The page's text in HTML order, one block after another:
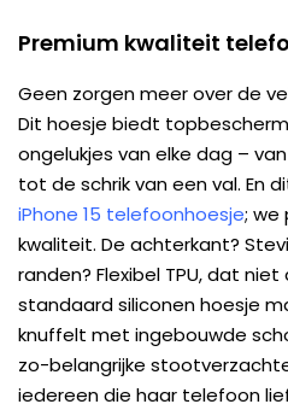
Premium kwaliteit
Geen zorgen meer over de
Dit hoesje biedt
ongelukjes van elke dag –
tot de schrik van een val. En
iPhone 15 telefoonhoesje; we
kwaliteit. De achterkant?
randen? Flexibel TPU, dat
standaard siliconen hoesje
knuffelt met ingebouwde
zo-belangrijke
iedereen die haar telefoon